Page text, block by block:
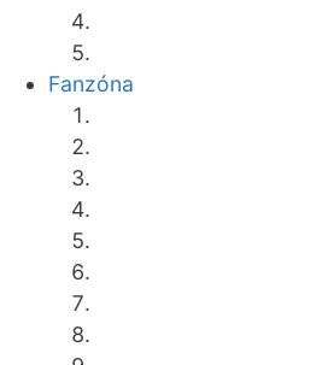
Fanzóna